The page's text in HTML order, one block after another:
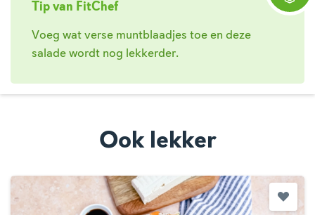
Tip van FitChef
Voeg wat verse muntblaadjes toe en deze
salade wordt nog lekkerder.
Ook lekker